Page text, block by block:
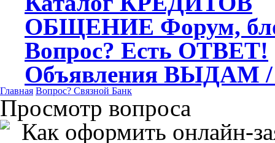
ОБЩЕНИЕ Форум,
Вопрос? Есть ОТВЕТ!
Объявления ВЫДАМ
Главная Вопрос? Связной Банк
Просмотр вопроса
Как оформить онлайн-